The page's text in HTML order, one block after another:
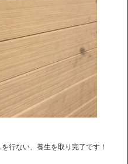
行ない、養生を取り完了です！